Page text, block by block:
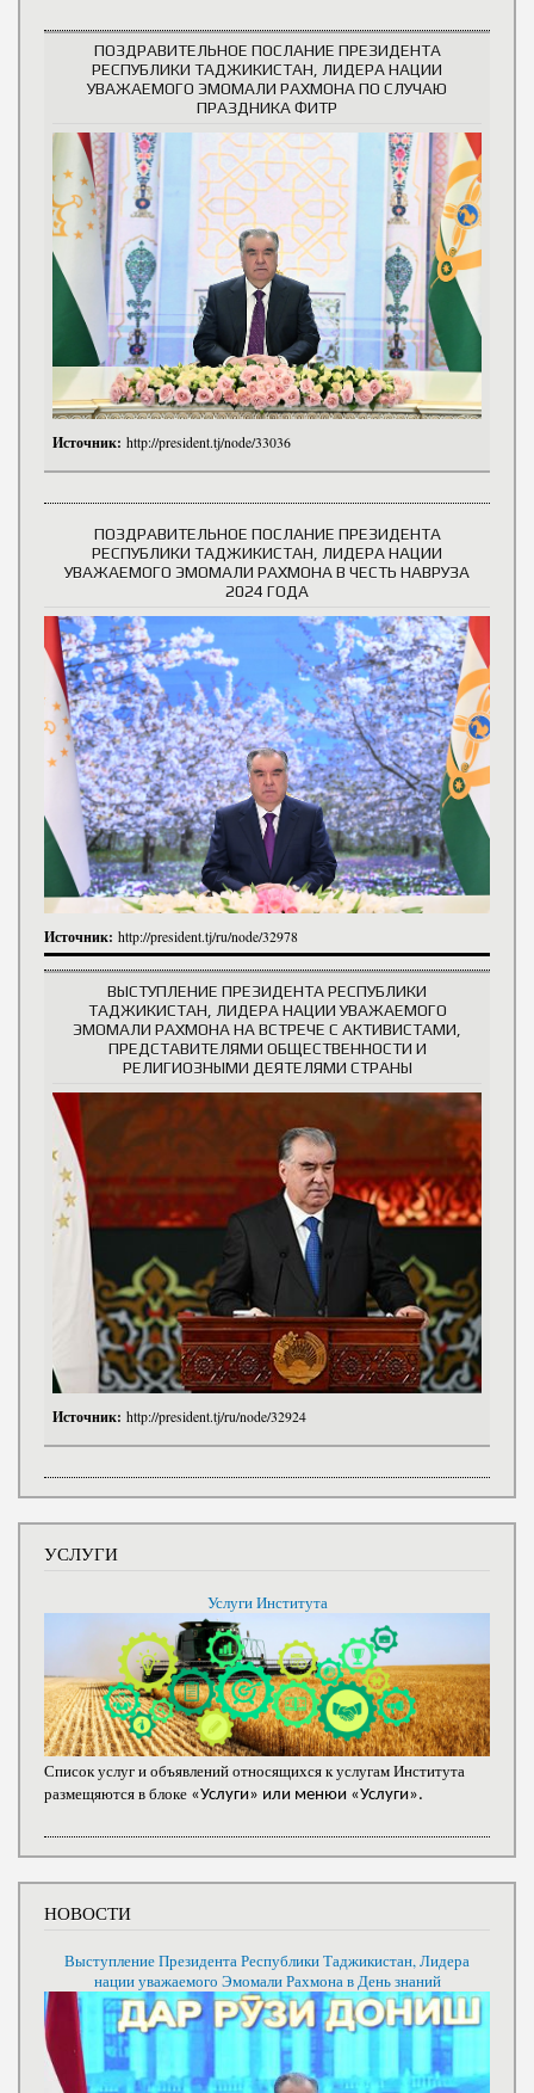
ПОЗДРАВИТЕЛЬНОЕ ПОСЛАНИЕ ПРЕЗИДЕНТА
РЕСПУБЛИКИ ТАДЖИКИСТАН, ЛИДЕРА НАЦИИ
УВАЖАЕМОГО ЭМОМАЛИ РАХМОНА ПО СЛУЧАЮ
ПРАЗДНИКА ФИТР
Источник: http://president.tj/node/33036
ПОЗДРАВИТЕЛЬНОЕ ПОСЛАНИЕ ПРЕЗИДЕНТА
РЕСПУБЛИКИ ТАДЖИКИСТАН, ЛИДЕРА НАЦИИ
УВАЖАЕМОГО ЭМОМАЛИ РАХМОНА В ЧЕСТЬ НАВРУЗА
2024 ГОДА
Источник: http://president.tj/ru/node/32978
ВЫСТУПЛЕНИЕ ПРЕЗИДЕНТА РЕСПУБЛИКИ
ТАДЖИКИСТАН, ЛИДЕРА НАЦИИ УВАЖАЕМОГО
ЭМОМАЛИ РАХМОНА НА ВСТРЕЧЕ С АКТИВИСТАМИ,
ПРЕДСТАВИТЕЛЯМИ ОБЩЕСТВЕННОСТИ И
РЕЛИГИОЗНЫМИ ДЕЯТЕЛЯМИ СТРАНЫ
Источник: http://president.tj/ru/node/32924
УСЛУГИ
Услуги Института
Список услуг и объявлений относящихся к услугам Института
размещяются в блоке «Услуги» или менюи «Услуги».
НОВОСТИ
Выступление Президента Республики Таджикистан, Лидера
нации уважаемого Эмомали Рахмона в День знаний